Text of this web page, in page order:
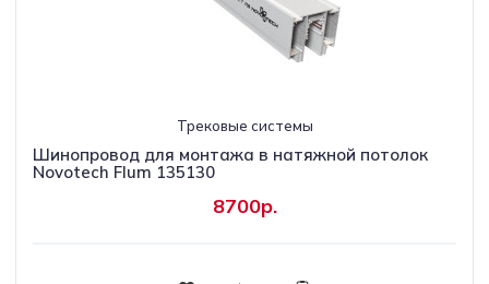
Трековые системы
Шинопровод для монтажа в натяжной потолок
Novotech Flum 135130
8700р.